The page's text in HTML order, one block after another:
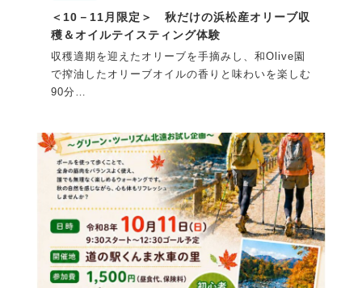
＜10－11月限定＞ 秋だけの浜松産オリーブ収
穫＆オイルテイスティング体験
収穫適期を迎えたオリーブを手摘みし、和Olive園
で搾油したオリーブオイルの香りと味わいを楽しむ
90分